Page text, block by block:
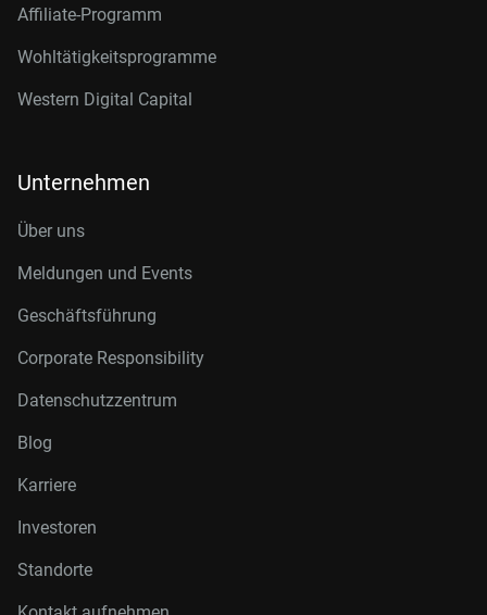
Affiliate-Programm
Wohltätigkeitsprogramme
Western Digital Capital
Unternehmen
Über uns
Meldungen und Events
Geschäftsführung
Corporate Responsibility
Datenschutzzentrum
Blog
Karriere
Investoren
Standorte